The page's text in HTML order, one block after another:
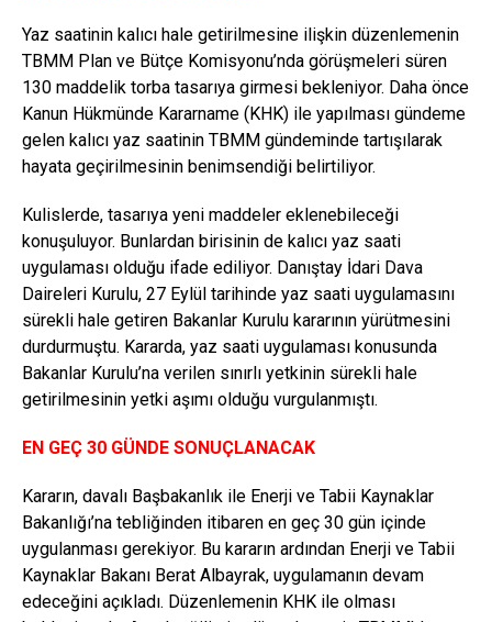
Yaz saatinin kalıcı hale getirilmesine ilişkin düzenlemenin
TBMM Plan ve Bütçe Komisyonu’nda görüşmeleri süren
130 maddelik torba tasarıya girmesi bekleniyor. Daha önce
Kanun Hükmünde Kararname (KHK) ile yapılması gündeme
gelen kalıcı yaz saatinin TBMM gündeminde tartışılarak
hayata geçirilmesinin benimsendiği belirtiliyor.
Kulislerde, tasarıya yeni maddeler eklenebileceği
konuşuluyor. Bunlardan birisinin de kalıcı yaz saati
uygulaması olduğu ifade ediliyor. Danıştay İdari Dava
Daireleri Kurulu, 27 Eylül tarihinde yaz saati uygulamasını
sürekli hale getiren Bakanlar Kurulu kararının yürütmesini
durdurmuştu. Kararda, yaz saati uygulaması konusunda
Bakanlar Kurulu’na verilen sınırlı yetkinin sürekli hale
getirilmesinin yetki aşımı olduğu vurgulanmıştı.
EN GEÇ 30 GÜNDE SONUÇLANACAK
Kararın, davalı Başbakanlık ile Enerji ve Tabii Kaynaklar
Bakanlığı’na tebliğinden itibaren en geç 30 gün içinde
uygulanması gerekiyor. Bu kararın ardından Enerji ve Tabii
Kaynaklar Bakanı Berat Albayrak, uygulamanın devam
edeceğini açıkladı. Düzenlemenin KHK ile olması